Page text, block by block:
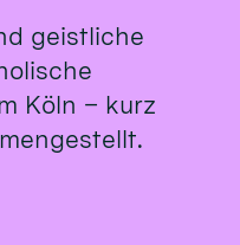
geistliche
Köln – kurz